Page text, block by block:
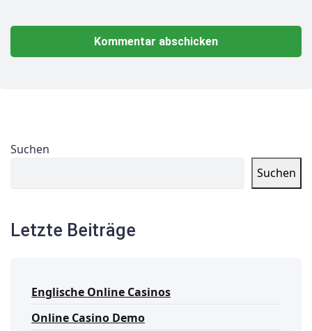
Suchen
Suchen
Letzte Beiträge
Englische Online Casinos
Online Casino Demo